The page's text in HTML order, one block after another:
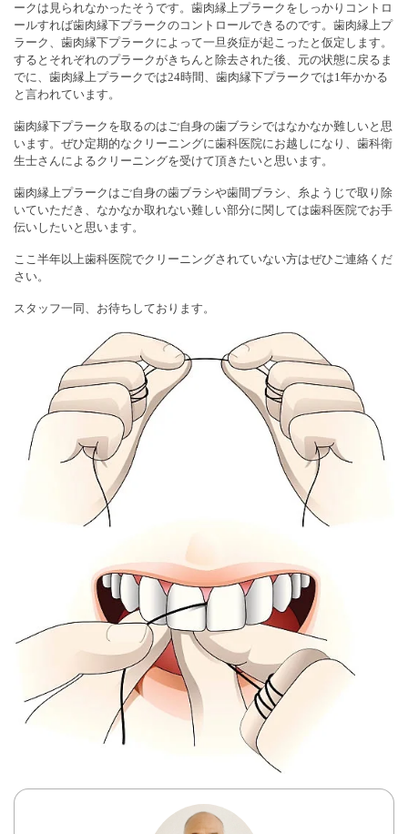
ークは見られなかったそうです。歯肉縁上プラークをしっかりコントロ
ールすれば歯肉縁下プラークのコントロールできるのです。歯肉縁上プ
ラーク、歯肉縁下プラークによって一旦炎症が起こったと仮定します。
するとそれぞれのプラークがきちんと除去された後、元の状態に戻るま
でに、歯肉縁上プラークでは24時間、歯肉縁下プラークでは1年かかる
と言われています。
歯肉縁下プラークを取るのはご自身の歯ブラシではなかなか難しいと思
います。ぜひ定期的なクリーニングに歯科医院にお越しになり、歯科衛
生士さんによるクリーニングを受けて頂きたいと思います。
歯肉縁上プラークはご自身の歯ブラシや歯間ブラシ、糸ようじで取り除
いていただき、なかなか取れない難しい部分に関しては歯科医院でお手
伝いしたいと思います。
ここ半年以上歯科医院でクリーニングされていない方はぜひご連絡くだ
さい。
スタッフ一同、お待ちしております。